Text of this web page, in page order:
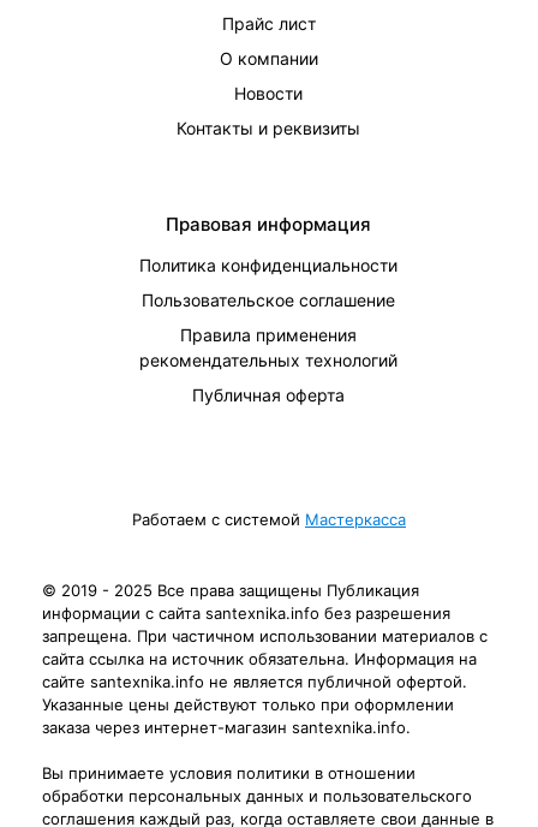
Прайс лист
О компании
Новости
Контакты и реквизиты
Правовая информация
Политика конфиденциальности
Пользовательское соглашение
Правила применения
рекомендательных технологий
Публичная оферта
Работаем с системой Мастеркасса
© 2019 - 2025 Все права защищены Публикация
информации с сайта santexnika.info без разрешения
запрещена. При частичном использовании материалов с
сайта ссылка на источник обязательна. Информация на
сайте santexnika.info не является публичной офертой.
Указанные цены действуют только при оформлении
заказа через интернет-магазин santexnika.info.
Вы принимаете условия политики в отношении
обработки персональных данных и пользовательского
соглашения каждый раз, когда оставляете свои данные в